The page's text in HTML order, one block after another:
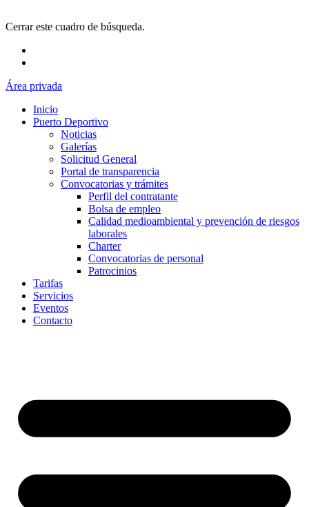
Cerrar este cuadro de búsqueda.
Área privada
Inicio
Puerto Deportivo
Noticias
Galerías
Solicitud General
Portal de transparencia
Convocatorias y trámites
Perfil del contratante
Bolsa de empleo
Calidad medioambiental y prevención de riesgos
laborales
Charter
Convocatorias de personal
Patrocinios
Tarifas
Servicios
Eventos
Contacto